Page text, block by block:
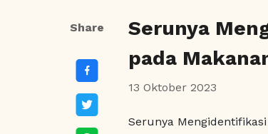
Share
Serunya
pada
13 Oktober 2023
Serunya